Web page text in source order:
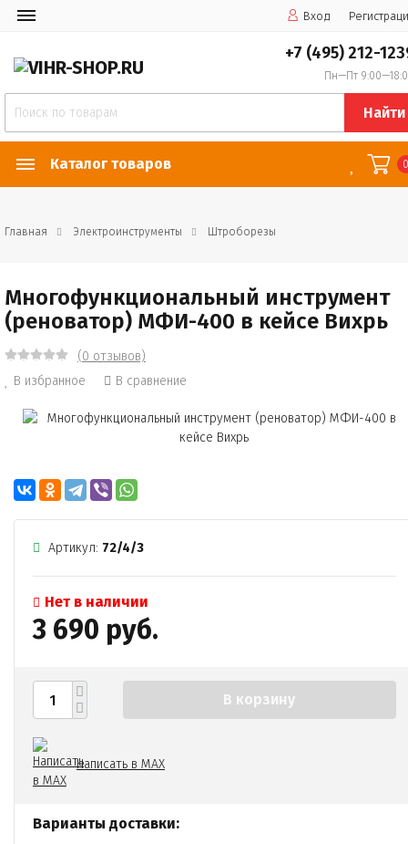
Вход
+7 (495) 212-
Пн—Пт
Найти
Каталог товаров
Главная Электроинструменты Штроборезы
Многофункциональный инструмент
(реноватор) МФИ-400 в кейсе Вихрь
(0 отзывов)
В избранное
В сравнение
Артикул: 72/4/3
Нет в наличии
3 690 руб.
В корзину
Написать в MAX
Варианты доставки: